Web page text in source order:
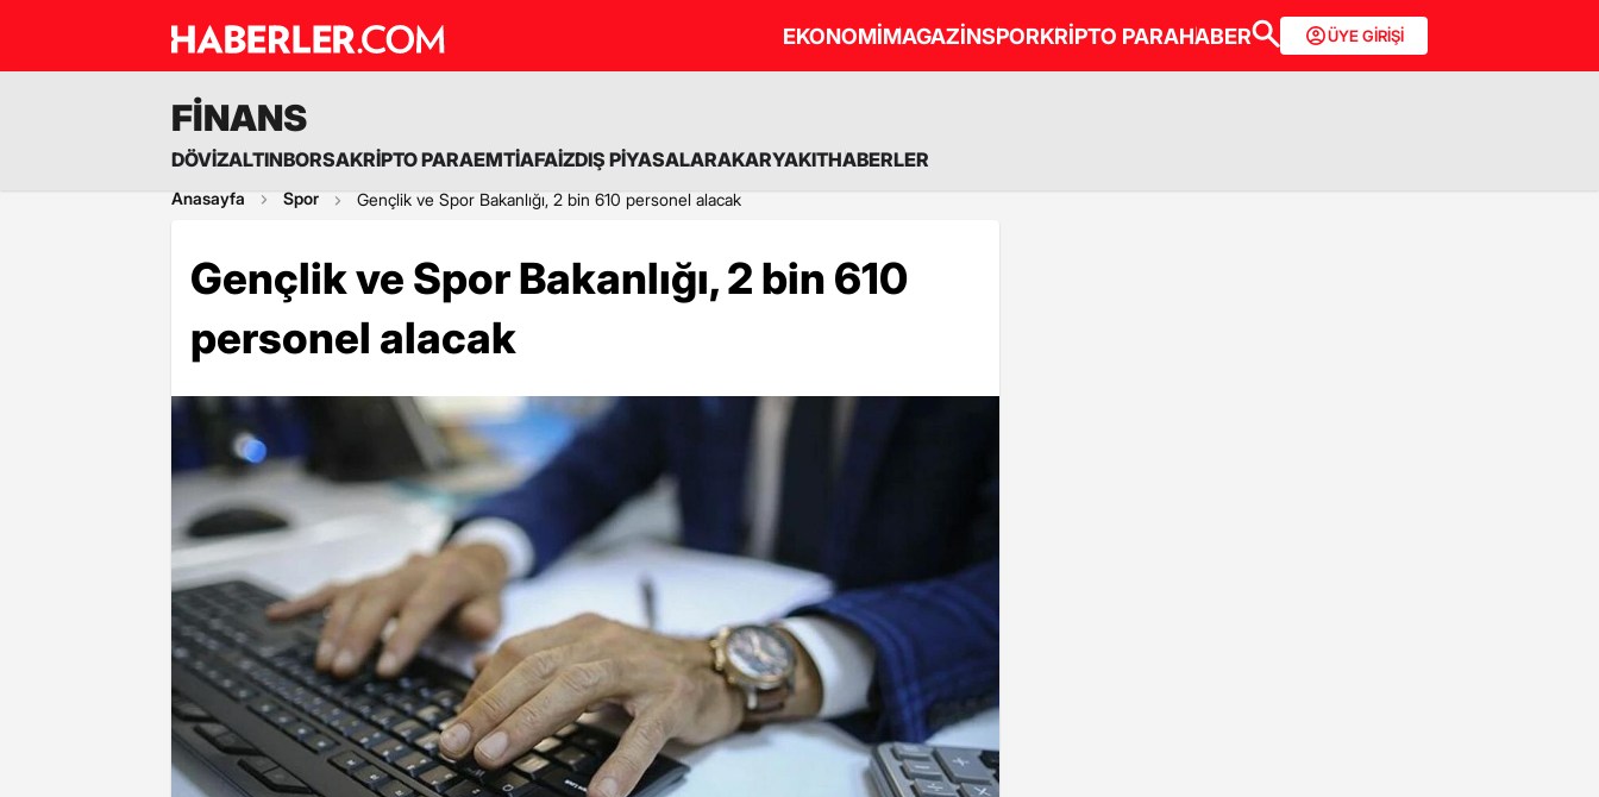
EKONOMİMAGAZİNSPORKRİPTO PARAHABER ÜYE GİRİŞİ
FİNANS
DÖVİZALTINBORSAKRİPTO PARAEMTİAFAİZDIŞ PİYASALARAKARYAKITHABERLER
Anasayfa Spor Gençlik ve Spor Bakanlığı, 2 bin 610 personel alacak
Gençlik ve Spor Bakanlığı, 2 bin 610
personel alacak